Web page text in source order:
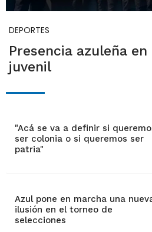
DEPORTES
Presencia azuleña
juvenil
"Acá se va a definir si
ser colonia o si queremos ser
patria"
Azul pone en marcha una
ilusión en el torneo de
selecciones